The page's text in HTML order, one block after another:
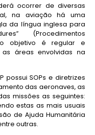
ocorrer de diversas
na aviação há uma
da língua inglesa para
(Procedimentos
objetivo é regular e
áreas envolvidas na
possui SOPs e diretrizes
das aeronaves, as
missões as seguintes:
estas as mais usuais
de Ajuda Humanitária
outras.